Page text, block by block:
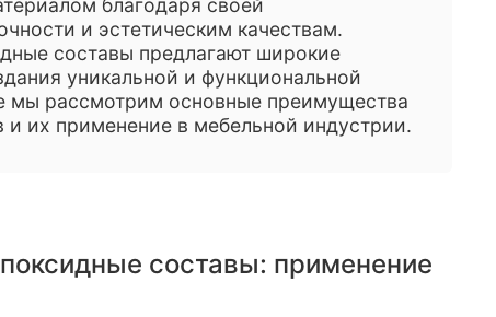
благодаря своей
и эстетическим качествам.
составы предлагают широкие
уникальной и функциональной
мы рассмотрим основные преимущества
и их применение в мебельной индустрии.
составы: применение